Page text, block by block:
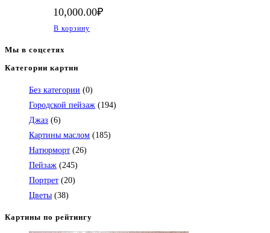
10,000.00₽
В корзину
Мы в соцсетях
Откроется
в
вашем
приложении
Категории картин
Без категории (0)
Городской пейзаж (194)
Джаз (6)
Картины маслом (185)
Натюрморт (26)
Пейзаж (245)
Портрет (20)
Цветы (38)
Картины по рейтингу